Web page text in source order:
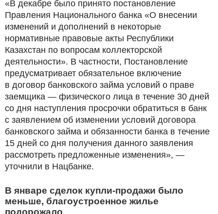
«В декабре было принято постановление
Правления Национального банка «О внесении
изменений и дополнений в некоторые
нормативные правовые акты Республики
Казахстан по вопросам коллекторской
деятельности». В частности, Постановление
предусматривает обязательное включение
в договор банковского займа условий о праве
заемщика — физического лица в течение 30 дней
со дня наступления просрочки обратиться в банк
с заявлением об изменении условий договора
банковского займа и обязанности банка в течение
15 дней со дня получения данного заявления
рассмотреть предложенные изменения», —
уточнили в Нацбанке.
В январе сделок купли-продажи было
меньше, благоустроенное жилье
подорожало